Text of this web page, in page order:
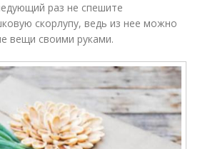
раз не спешите
скорлупу, ведь из нее можно
вещи своими руками.